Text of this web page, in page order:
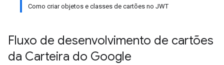
Como criar objetos e classes de cartões no JWT
Fluxo de desenvolvimento de cartões
da Carteira do Google